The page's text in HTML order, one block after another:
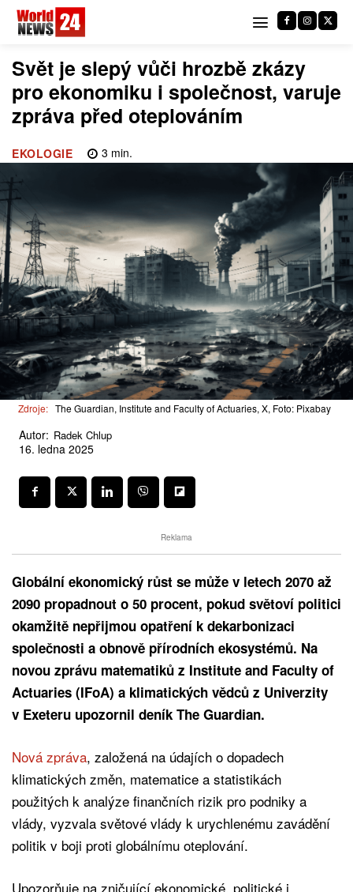
Svět je slepý vůči hrozbě zkázy
pro ekonomiku i společnost, varuje
zpráva před oteplováním
EKOLOGIE 3 min.
Zdroje: The Guardian, Institute and Faculty of Actuaries, X, Foto: Pixabay
Autor: Radek Chlup
16. ledna 2025
Reklama
Globální ekonomický růst se může v letech 2070 až
2090 propadnout o 50 procent, pokud světoví politici
okamžitě nepřijmou opatření k dekarbonizaci
společnosti a obnově přírodních ekosystémů. Na
novou zprávu matematiků z Institute and Faculty of
Actuaries (IFoA) a klimatických vědců z Univerzity
v Exeteru upozornil deník The Guardian.
Nová zpráva, založená na údajích o dopadech
klimatických změn, matematice a statistikách
použitých k analýze finančních rizik pro podniky a
vlády, vyzvala světové vlády k urychlenému zavádění
politik v boji proti globálnímu oteplování.
Upozorňuje na zničující ekonomické, politické i